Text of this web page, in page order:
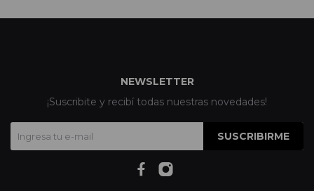
NEWSLETTER
¡Suscribite y recibí todas nuestras novedades!
SUSCRIBIRME